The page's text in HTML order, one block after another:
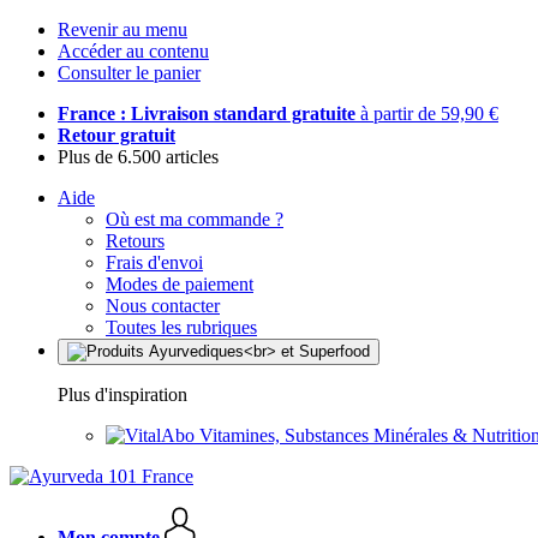
Revenir au menu
Accéder au contenu
Consulter le panier
France : Livraison standard gratuite à partir de 59,90 €
Retour gratuit
Plus de 6.500 articles
Aide
Où est ma commande ?
Retours
Frais d'envoi
Modes de paiement
Nous contacter
Toutes les rubriques
Plus d'inspiration
Vitamines, Substances Minérales &